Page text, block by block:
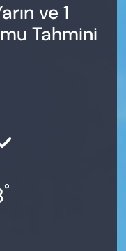
ve 1
Tahmini
°
Fikstür